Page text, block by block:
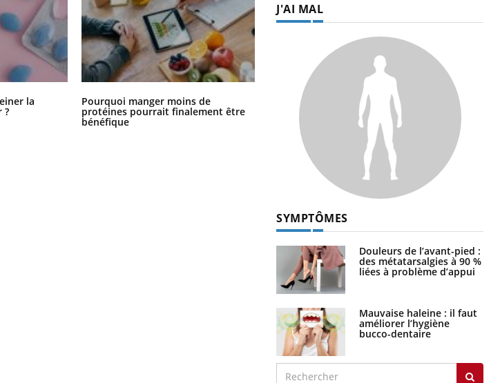
la
?
Pourquoi manger moins de
protéines pourrait finalement être
bénéfique
Grossesse et chaleur : ce que dit la
science
J'AI MAL
SYMPTÔMES
Douleurs de l’avant-pied :
des métatarsalgies à 90 %
liées à problème d’appui
Mauvaise haleine : il faut
améliorer l’hygiène
bucco-dentaire